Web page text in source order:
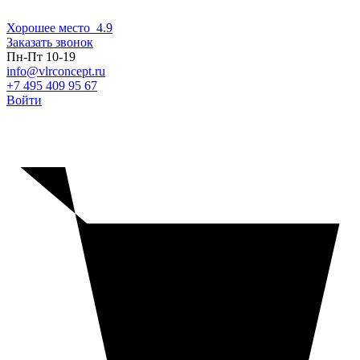
Хорошее место 4.9
Заказать звонок
Пн-Пт 10-19
info@vlrconcept.ru
+7 495 409 95 67
Войти